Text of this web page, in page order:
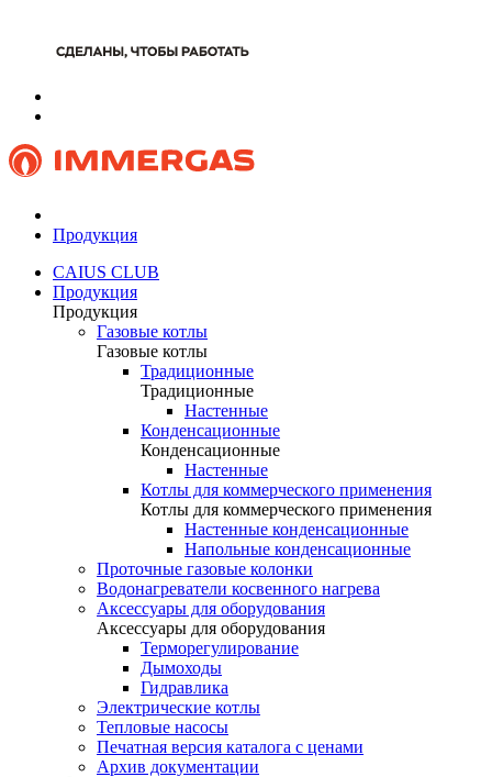
Продукция
CAIUS CLUB
Продукция
Продукция
Газовые котлы
Газовые котлы
Традиционные
Традиционные
Настенные
Конденсационные
Конденсационные
Настенные
Котлы для коммерческого применения
Котлы для коммерческого применения
Настенные конденсационные
Напольные конденсационные
Проточные газовые колонки
Водонагреватели косвенного нагрева
Аксессуары для оборудования
Аксессуары для оборудования
Терморегулирование
Дымоходы
Гидравлика
Электрические котлы
Тепловые насосы
Печатная версия каталога с ценами
Архив документации